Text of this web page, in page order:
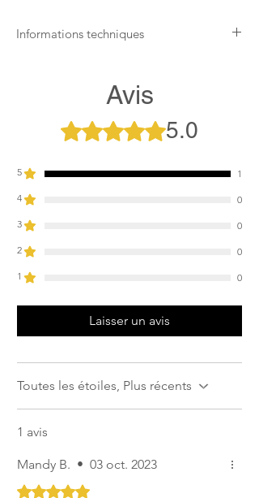
Informations techniques
Poche intérieure
Couverture en PVC
Avis
Noté 5 sur 5. 5.0
5
1
4
0
3
0
2
0
1
0
Laisser un avis
Toutes les étoiles, Plus récents
1 avis
Mandy B. • 03 oct. 2023
Noté 5 sur 5.